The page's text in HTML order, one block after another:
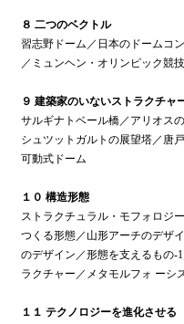
８ 二つのベクトル
習志野ドーム／日本のドームコ
／ミュンヘン・オリンピック競
９ 建築家のいないストラクチャ
サルギナトベール橋／アリオス
シュツットガルトの展望塔／唐
可動式ドーム
１０ 構造形態
ストラクチュラル・モフォロジ
つくる形態／山形アーチのデザ
のデザイン／形態を支えるもの-
ラクチャー／メタモルフォ ーシ
１１ テクノロジーを進化させる